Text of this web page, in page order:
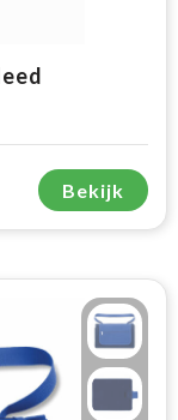
Bekijk